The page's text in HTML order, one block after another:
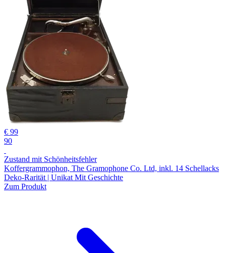
€ 99
90
Zustand mit Schönheitsfehler
Koffergrammophon, The Gramophone Co. Ltd, inkl. 14 Schellacks
Deko-Rarität | Unikat Mit Geschichte
Zum Produkt